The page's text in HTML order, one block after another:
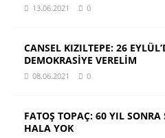
13.06.2021 0
CANSEL KIZILTEPE: 26
DEMOKRASİYE VERELİM
08.06.2021 0
FATOŞ TOPAÇ: 60 YIL
HALA YOK